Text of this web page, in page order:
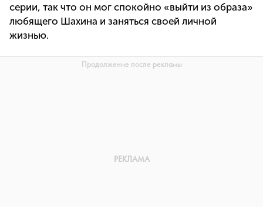
серии, так что он мог спокойно «выйти из образа»
любящего Шахина и заняться своей личной
жизнью.